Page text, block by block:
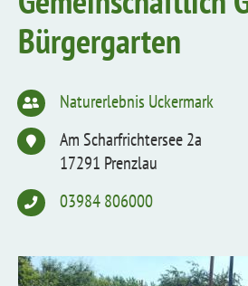
Bürger­garten
Naturerlebnis Uckermark
Am Scharfrichtersee 2a
17291 Prenzlau
03984 806000